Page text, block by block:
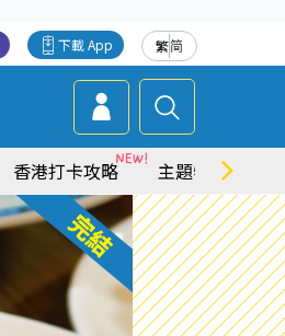
繁简
下載 App
香港打卡攻略 主題特集